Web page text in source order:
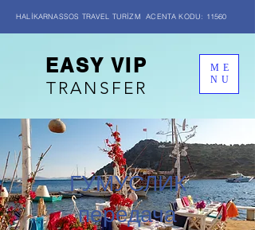
TRANSFER
EASY VIP
ME
NU
HALİKARNASSOS TRAVEL TURİZM ACENTA KODU: 11560
ГУМУСЛИК
передача